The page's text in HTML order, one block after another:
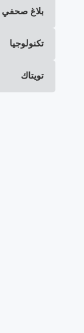
بلاغ صحفي
تكنولوجيا
تويتاك